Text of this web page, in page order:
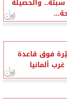
سبتة.. والحصيلة
فوق قاعدة
ألمانيا